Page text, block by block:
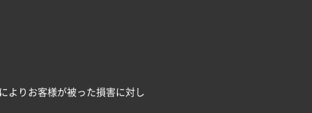
よりお客様が被った損害に対し